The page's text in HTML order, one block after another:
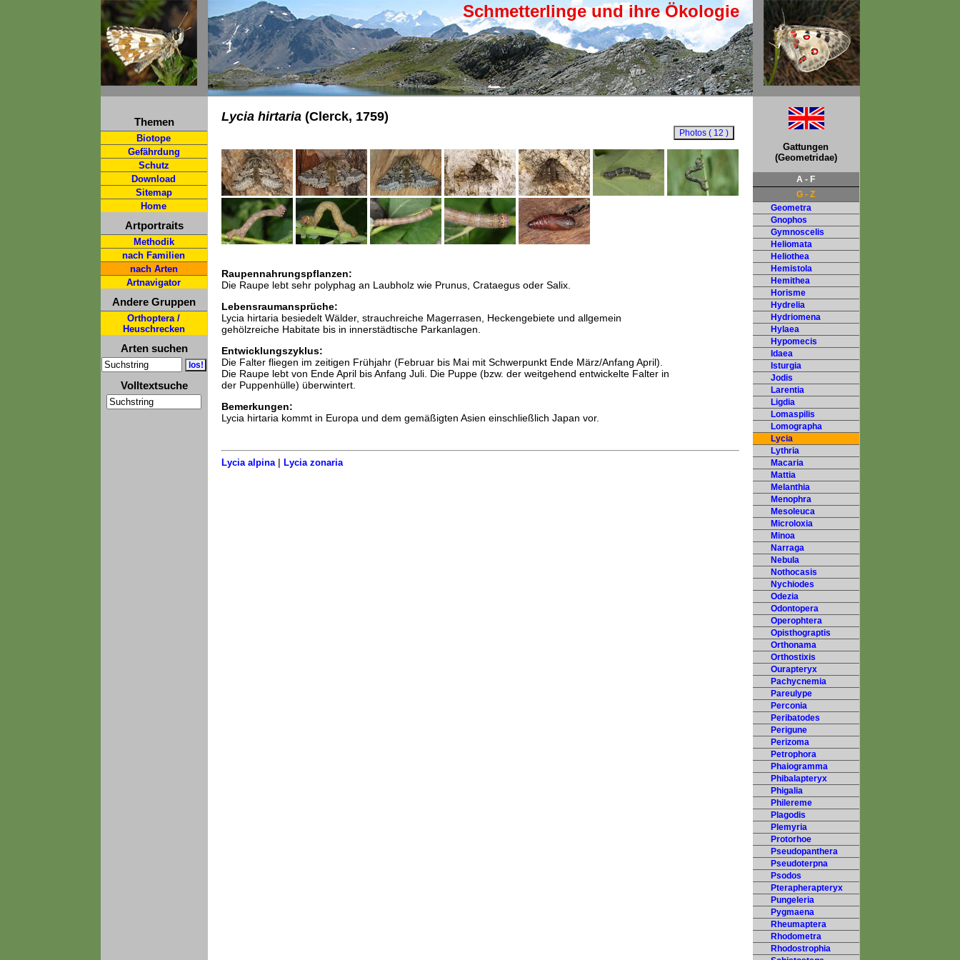
Schmetterlinge und ihre Ökologie
Themen
Biotope
Gefährdung
Schutz
Download
Sitemap
Home
Artportraits
Methodik
nach Familien
nach Arten
Artnavigator
Andere Gruppen
Orthoptera /
Heuschrecken
Arten suchen
Volltextsuche
Lycia hirtaria(Clerck, 1759)
Raupennahrungspflanzen:
Die Raupe lebt sehr polyphag an Laubholz wie Prunus, Crataegus oder Salix.
Lebensraumansprüche:
Lycia hirtaria besiedelt Wälder, strauchreiche Magerrasen, Heckengebiete und allgemein
gehölzreiche Habitate bis in innerstädtische Parkanlagen.
Entwicklungszyklus:
Die Falter fliegen im zeitigen Frühjahr (Februar bis Mai mit Schwerpunkt Ende März/Anfang April).
Die Raupe lebt von Ende April bis Anfang Juli. Die Puppe (bzw. der weitgehend entwickelte Falter in
der Puppenhülle) überwintert.
Bemerkungen:
Lycia hirtaria kommt in Europa und dem gemäßigten Asien einschließlich Japan vor.
Lycia alpina| Lycia zonaria
Gattungen
(Geometridae)
A - F
G - Z
Geometra
Gnophos
Gymnoscelis
Heliomata
Heliothea
Hemistola
Hemithea
Horisme
Hydrelia
Hydriomena
Hylaea
Hypomecis
Idaea
Isturgia
Jodis
Larentia
Ligdia
Lomaspilis
Lomographa
Lycia
Lythria
Macaria
Mattia
Melanthia
Menophra
Mesoleuca
Microloxia
Minoa
Narraga
Nebula
Nothocasis
Nychiodes
Odezia
Odontopera
Operophtera
Opisthograptis
Orthonama
Orthostixis
Ourapteryx
Pachycnemia
Pareulype
Perconia
Peribatodes
Perigune
Perizoma
Petrophora
Phaiogramma
Phibalapteryx
Phigalia
Philereme
Plagodis
Plemyria
Protorhoe
Pseudopanthera
Pseudoterpna
Psodos
Pterapherapteryx
Pungeleria
Pygmaena
Rheumaptera
Rhodometra
Rhodostrophia